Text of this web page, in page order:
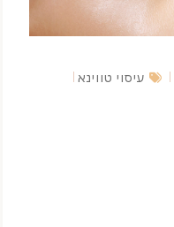
עיסוי טווינא